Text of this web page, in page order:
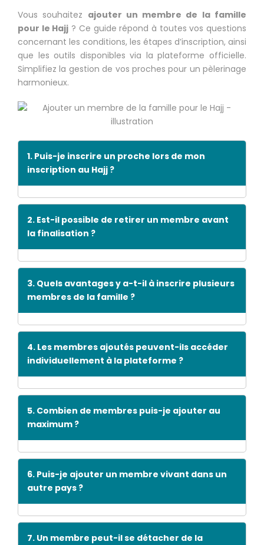
Vous souhaitez ajouter un membre de la famille
pour le Hajj ? Ce guide répond à toutes vos questions
concernant les conditions, les étapes d’inscription, ainsi
que les outils disponibles via la plateforme officielle.
Simplifiez la gestion de vos proches pour un pèlerinage
harmonieux.
1. Puis-je inscrire un proche lors de mon
inscription au Hajj ?
2. Est-il possible de retirer un membre avant
la finalisation ?
3. Quels avantages y a-t-il à inscrire plusieurs
membres de la famille ?
4. Les membres ajoutés peuvent-ils accéder
individuellement à la plateforme ?
5. Combien de membres puis-je ajouter au
maximum ?
6. Puis-je ajouter un membre vivant dans un
autre pays ?
7. Un membre peut-il se détacher de la